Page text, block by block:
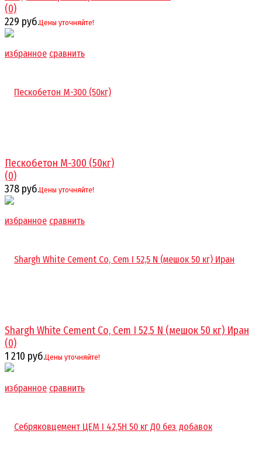
избранное сравнить
(0)
229 руб.Цены уточняйте!
избранное сравнить
Пескобетон М-300 (50кг)
(0)
378 руб.Цены уточняйте!
избранное сравнить
Shargh White Cement Co, Cem I 52,5 N (мешок 50 кг) Иран
(0)
1 210 руб.Цены уточняйте!